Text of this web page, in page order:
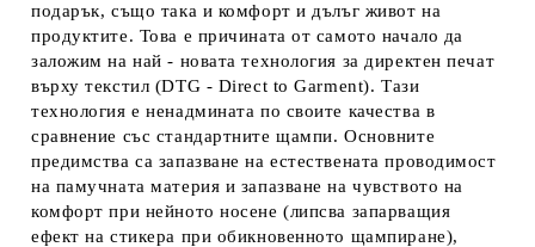
подарък, също така и комфорт и дълъг живот на
продуктите. Това е причината от самото начало да
заложим на най - новата технология за директен печат
върху текстил (DTG - Direct to Garment). Тази
технология е ненадмината по своите качества в
сравнение със стандартните щампи. Основните
предимства са запазване на естествената проводимост
на памучната материя и запазване на чувството на
комфорт при нейното носене (липсва запарващия
ефект на стикера при обикновенното щампиране),